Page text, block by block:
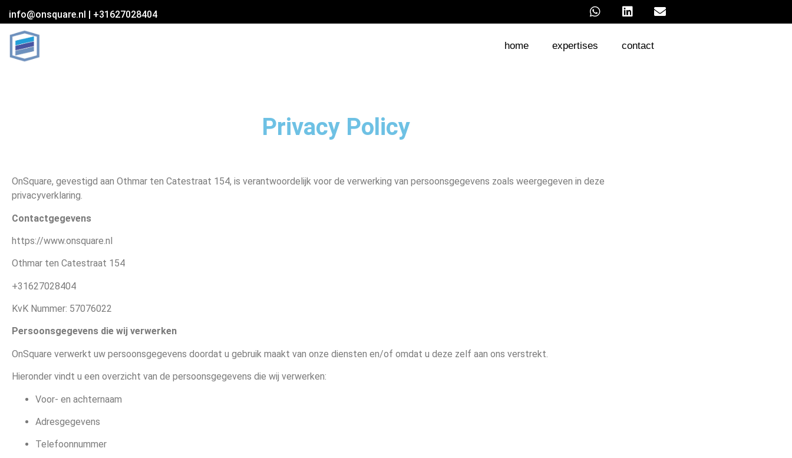
info@onsquare.nl | +31627028404
home expertises contact
Privacy Policy
OnSquare, gevestigd aan Othmar ten Catestraat 154, is verantwoordelijk voor de verwerking van persoonsgegevens zoals weergegeven in deze
privacyverklaring.
Contactgegevens
https://www.onsquare.nl
Othmar ten Catestraat 154
+31627028404
KvK Nummer: 57076022
Persoonsgegevens die wij verwerken
OnSquare verwerkt uw persoonsgegevens doordat u gebruik maakt van onze diensten en/of omdat u deze zelf aan ons verstrekt.
Hieronder vindt u een overzicht van de persoonsgegevens die wij verwerken:
Voor- en achternaam
Adresgegevens
Telefoonnummer